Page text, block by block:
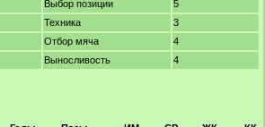
Выбор позиции
5
Техника
3
Отбор мяча
4
Выносливость
4